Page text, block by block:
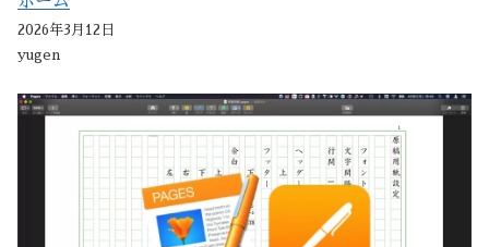
2026年3月12日
yugen